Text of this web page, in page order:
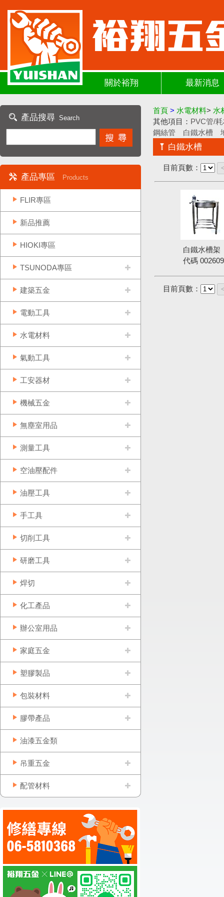
關於裕翔 最新消息
產品搜尋 Search
產品專區 Products
FLIR專區
新品推薦
HIOKI專區
TSUNODA專區
建築五金
電動工具
水電材料
氣動工具
工安器材
機械五金
無塵室用品
測量工具
空油壓配件
油壓工具
手工具
切削工具
研磨工具
焊切
化工產品
辦公室用品
家庭五金
塑膠製品
包裝材料
膠帶產品
油漆五金類
吊重五金
配管材料
首頁 > 水電材料> 水
其他項目： PVC管/
鋼絲管
白鐵水槽
白鐵水槽
目前頁數：
白鐵水槽架
代碼
目前頁數：